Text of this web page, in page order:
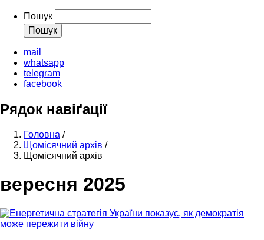
Пошук
mail
whatsapp
telegram
facebook
Рядок навіґації
Головна /
Щомісячний архів /
Щомісячний архів
вересня 2025